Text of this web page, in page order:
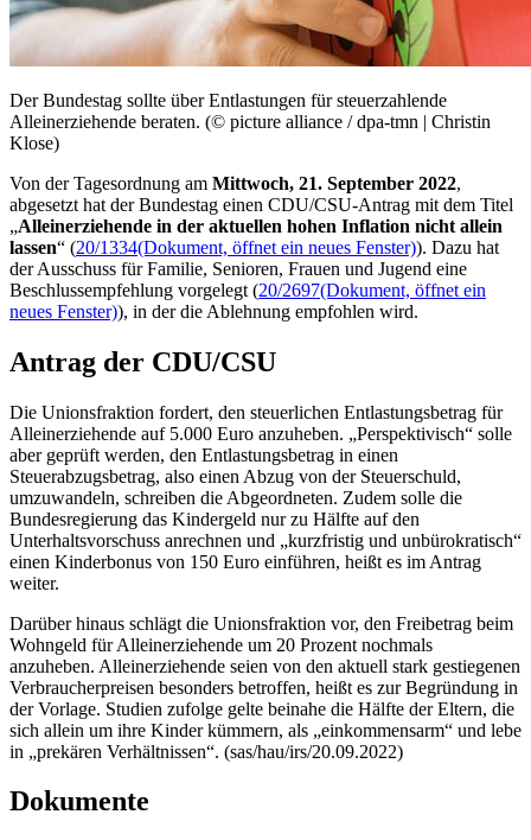
Der Bundestag sollte über Entlastungen für steuerzahlende
Alleinerziehende beraten. (© picture alliance / dpa-tmn | Christin
Klose)
Von der Tagesordnung am Mittwoch, 21. September 2022,
abgesetzt hat der Bundestag einen CDU/CSU-Antrag mit dem Titel
„Alleinerziehende in der aktuellen hohen Inflation nicht allein
lassen“ (20/1334(Dokument, öffnet ein neues Fenster)). Dazu hat
der Ausschuss für Familie, Senioren, Frauen und Jugend eine
Beschlussempfehlung vorgelegt (20/2697(Dokument, öffnet ein
neues Fenster)), in der die Ablehnung empfohlen wird.
Antrag der CDU/CSU
Die Unionsfraktion fordert, den steuerlichen Entlastungsbetrag für
Alleinerziehende auf 5.000 Euro anzuheben. „Perspektivisch“ solle
aber geprüft werden, den Entlastungsbetrag in einen
Steuerabzugsbetrag, also einen Abzug von der Steuerschuld,
umzuwandeln, schreiben die Abgeordneten. Zudem solle die
Bundesregierung das Kindergeld nur zu Hälfte auf den
Unterhaltsvorschuss anrechnen und „kurzfristig und unbürokratisch“
einen Kinderbonus von 150 Euro einführen, heißt es im Antrag
weiter.
Darüber hinaus schlägt die Unionsfraktion vor, den Freibetrag beim
Wohngeld für Alleinerziehende um 20 Prozent nochmals
anzuheben. Alleinerziehende seien von den aktuell stark gestiegenen
Verbraucherpreisen besonders betroffen, heißt es zur Begründung in
der Vorlage. Studien zufolge gelte beinahe die Hälfte der Eltern, die
sich allein um ihre Kinder kümmern, als „einkommensarm“ und lebe
in „prekären Verhältnissen“. (sas/hau/irs/20.09.2022)
Dokumente